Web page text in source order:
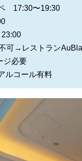
17:30〜19:30
可→レストラン
ジ必要
ルコール有料